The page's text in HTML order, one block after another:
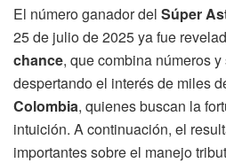
El número ganador del Súper
25 de julio de 2025 ya fue
chance, que combina números
despertando el interés de miles
Colombia, quienes buscan la
intuición. A continuación, el
importantes sobre el manejo